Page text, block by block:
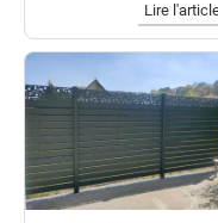
Lire